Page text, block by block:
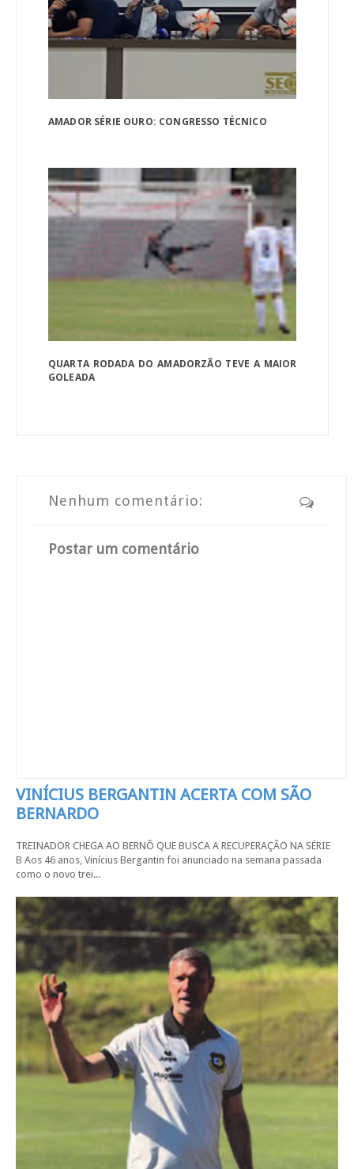
AMADOR SÉRIE OURO: CONGRESSO TÉCNICO
QUARTA RODADA DO AMADORZÃO TEVE A MAIOR
GOLEADA
Nenhum comentário:
Postar um comentário
VINÍCIUS BERGANTIN ACERTA COM SÃO
BERNARDO
TREINADOR CHEGA AO BERNÔ QUE BUSCA A RECUPERAÇÃO NA SÉRIE
B Aos 46 anos, Vinícius Bergantin foi anunciado na semana passada
como o novo trei...